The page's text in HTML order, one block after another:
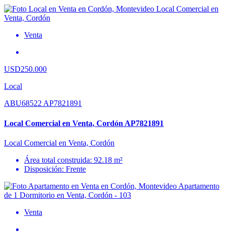
Venta
USD250.000
Local
ABU68522 AP7821891
Local Comercial en Venta, Cordón AP7821891
Local Comercial en Venta, Cordón
Área total construida: 92.18 m²
Disposición: Frente
Venta